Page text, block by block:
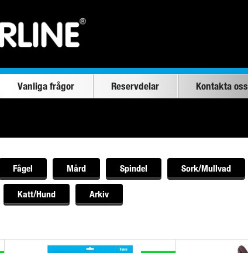
Vanliga frågor Reservdelar Kontakta oss
Fågel Mård Spindel Sork/Mullvad
Katt/Hund Arkiv